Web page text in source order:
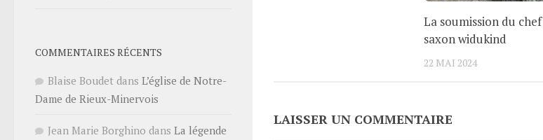
La soumission du chef
saxon widukind
22 MAI 2024
LAISSER UN COMMENTAIRE
COMMENTAIRES RÉCENTS
Blaise Boudet dans L’église de Notre-
Dame de Rieux-Minervois
Jean Marie Borghino dans La légende